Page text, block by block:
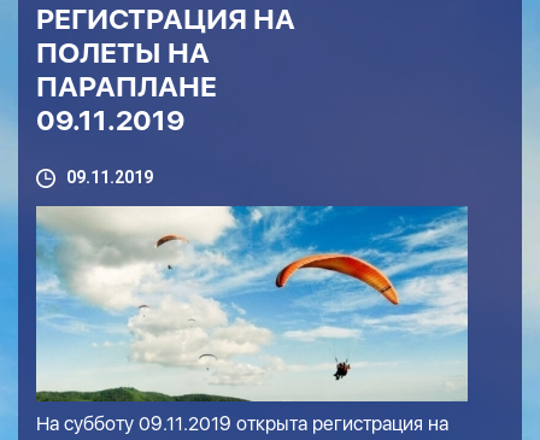
РЕГИСТРАЦИЯ НА
ПОЛЕТЫ НА
ПАРАПЛАНЕ
09.11.2019
09.11.2019
На субботу 09.11.2019 открыта регистрация на